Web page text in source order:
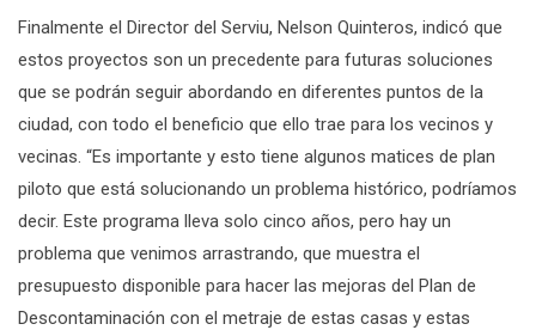
Finalmente el Director del Serviu, Nelson Quinteros, indicó que
estos proyectos son un precedente para futuras soluciones
que se podrán seguir abordando en diferentes puntos de la
ciudad, con todo el beneficio que ello trae para los vecinos y
vecinas. “Es importante y esto tiene algunos matices de plan
piloto que está solucionando un problema histórico, podríamos
decir. Este programa lleva solo cinco años, pero hay un
problema que venimos arrastrando, que muestra el
presupuesto disponible para hacer las mejoras del Plan de
Descontaminación con el metraje de estas casas y estas